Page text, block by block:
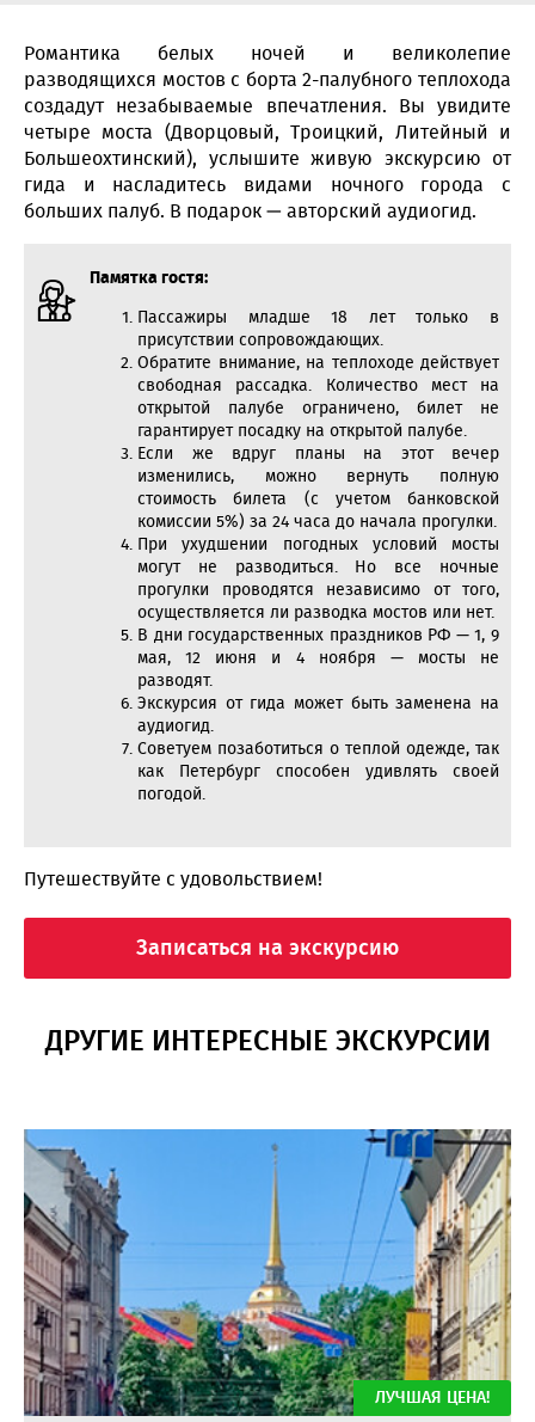
Романтика белых ночей и великолепие
разводящихся мостов с борта 2-палубного теплохода
создадут незабываемые впечатления. Вы увидите
четыре моста (Дворцовый, Троицкий, Литейный и
Большеохтинский), услышите живую экскурсию от
гида и насладитесь видами ночного города с
больших палуб. В подарок — авторский аудиогид.
Памятка гостя:
Пассажиры младше 18 лет только в
присутствии сопровождающих.
Обратите внимание, на теплоходе действует
свободная рассадка. Количество мест на
открытой палубе ограничено, билет не
гарантирует посадку на открытой палубе.
Если же вдруг планы на этот вечер
изменились, можно вернуть полную
стоимость билета (с учетом банковской
комиссии 5%) за 24 часа до начала прогулки.
При ухудшении погодных условий мосты
могут не разводиться. Но все ночные
прогулки проводятся независимо от того,
осуществляется ли разводка мостов или нет.
В дни государственных праздников РФ — 1, 9
мая, 12 июня и 4 ноября — мосты не
разводят.
Экскурсия от гида может быть заменена на
аудиогид.
Советуем позаботиться о теплой одежде, так
как Петербург способен удивлять своей
погодой.
Путешествуйте с удовольствием!
Записаться на экскурсию
ДРУГИЕ ИНТЕРЕСНЫЕ ЭКСКУРСИИ
ЛУЧШАЯ ЦЕНА!